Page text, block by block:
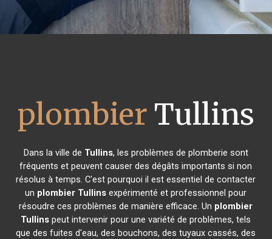
plombier Tullins
Dans la ville de Tullins, les problèmes de plomberie sont
fréquents et peuvent causer des dégâts importants si non
résolus à temps. C'est pourquoi il est essentiel de contacter
un plombier Tullins expérimenté et professionnel pour
résoudre ces problèmes de manière efficace. Un plombier
Tullins peut intervenir pour une variété de problèmes, tels
que des fuites d'eau, des bouchons, des tuyaux cassés, des